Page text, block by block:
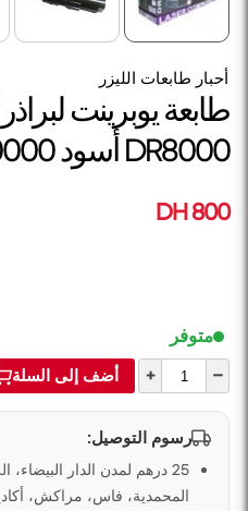
أحبار طابعات الليزر
DR8000 أسود 20000 صفحة
800 DH
متوفر
–
+ أضف إلى السلة
رسوم التوصيل:
25 درهم لمدن الدار البيضاء،
المحمدية، فاس، مراكش،